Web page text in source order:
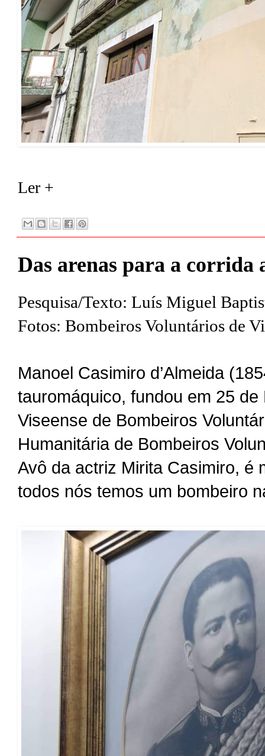
Ler +
Das arenas para a corrida
Pesquisa/Texto: Luís Miguel
Fotos: Bombeiros Voluntários de
Manoel Casimiro d’Almeida
tauromáquico, fundou em 25
Viseense de Bombeiros
Humanitária de Bombeiros
Avô da actriz Mirita Casimiro, é
todos nós temos um bombeiro